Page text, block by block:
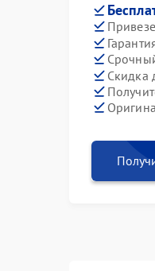
Скидка